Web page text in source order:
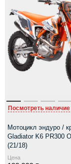
Посмотреть наличие
Мотоцикл эндуро /
Gladiator K6 PR300
(21/18)
Цена